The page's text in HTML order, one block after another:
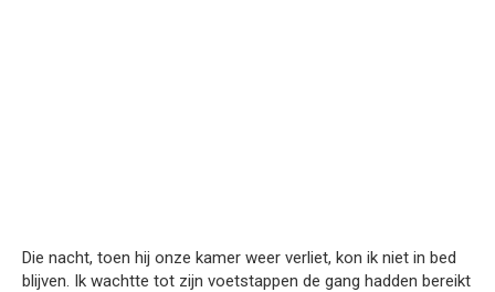
Die nacht, toen hij onze kamer weer verliet, kon ik niet in bed
blijven. Ik wachtte tot zijn voetstappen de gang hadden bereikt